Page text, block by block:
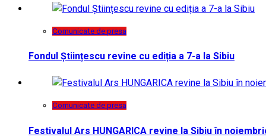
Comunicate de presa
Fondul Științescu revine cu ediția a 7-a la Sibiu
Comunicate de presa
Festivalul Ars HUNGARICA revine la Sibiu în